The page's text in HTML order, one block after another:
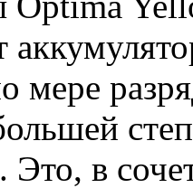
мере
Это, в